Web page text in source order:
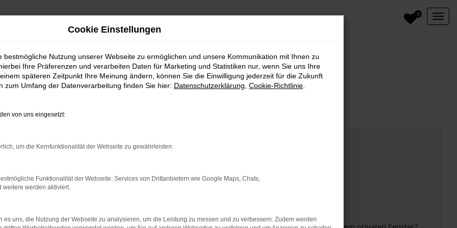
0
Cookie Einstellungen
bestmögliche Nutzung unserer Webseite zu ermöglichen und unsere Kommunikation mit Ihnen zu
Ihre Präferenzen und verarbeiten Daten für Marketing und Statistiken nur, wenn Sie uns Ihre
späteren Zeitpunkt Ihre Meinung ändern, können Sie die Einwilligung jederzeit für die Zukunft
zum Umfang der Datenverarbeitung finden Sie hier: Datenschutzerklärung Cookie-Richtlinie
von uns eingesetzt:
um die Kernfunktionalität der Webseite zu gewährleisten.
Funktionalität der Webseite. Services von Drittanbietern wie Google Maps, Chats,
weitere werden aktiviert.
es uns, die Nutzung der Webseite zu analysieren, um die Leistung zu messen und zu verbessern. Zudem werden